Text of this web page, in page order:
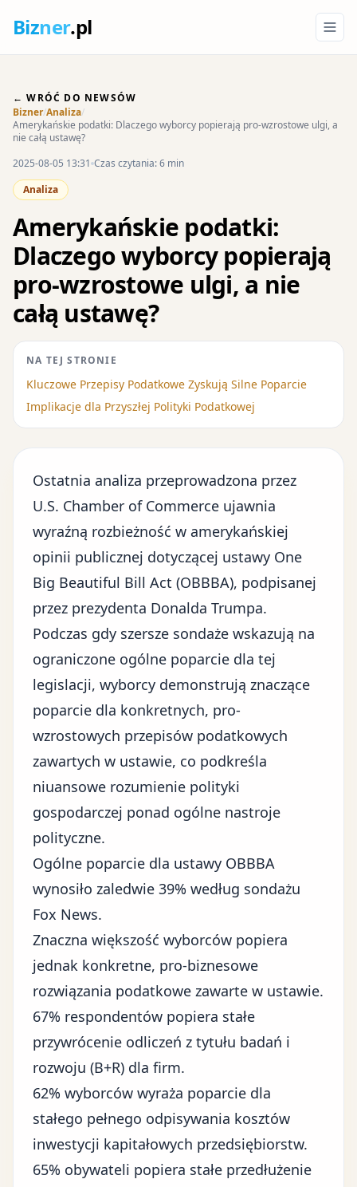
Bizner.pl
← WRÓĆ DO NEWSÓW
Bizner/Analiza/
Amerykańskie podatki: Dlaczego wyborcy popierają pro-wzrostowe ulgi, a
nie całą ustawę?
2025-08-05 13:31 Czas czytania: 6 min
Analiza
Amerykańskie podatki:
Dlaczego wyborcy popierają
pro-wzrostowe ulgi, a nie
całą ustawę?
NA TEJ STRONIE
Kluczowe Przepisy Podatkowe Zyskują Silne Poparcie
Implikacje dla Przyszłej Polityki Podatkowej
Ostatnia analiza przeprowadzona przez
U.S. Chamber of Commerce ujawnia
wyraźną rozbieżność w amerykańskiej
opinii publicznej dotyczącej ustawy One
Big Beautiful Bill Act (OBBBA), podpisanej
przez prezydenta Donalda Trumpa.
Podczas gdy szersze sondaże wskazują na
ograniczone ogólne poparcie dla tej
legislacji, wyborcy demonstrują znaczące
poparcie dla konkretnych, pro-
wzrostowych przepisów podatkowych
zawartych w ustawie, co podkreśla
niuansowe rozumienie polityki
gospodarczej ponad ogólne nastroje
polityczne.
Ogólne poparcie dla ustawy OBBBA
wynosiło zaledwie 39% według sondażu
Fox News.
Znaczna większość wyborców popiera
jednak konkretne, pro-biznesowe
rozwiązania podatkowe zawarte w ustawie.
67% respondentów popiera stałe
przywrócenie odliczeń z tytułu badań i
rozwoju (B+R) dla firm.
62% wyborców wyraża poparcie dla
stałego pełnego odpisywania kosztów
inwestycji kapitałowych przedsiębiorstw.
65% obywateli popiera stałe przedłużenie